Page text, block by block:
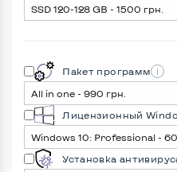
Пакет программ
Лицензионный
Установка